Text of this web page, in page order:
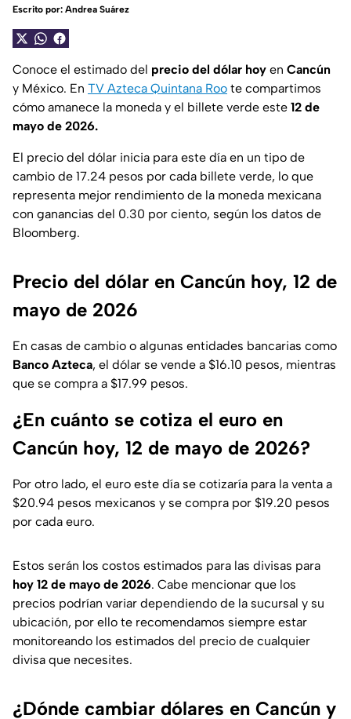
Escrito por: Andrea Suárez
Conoce el estimado del precio del dólar hoy en Cancún
y México. En TV Azteca Quintana Roo te compartimos
cómo amanece la moneda y el billete verde este 12 de
mayo de 2026.
El precio del dólar inicia para este día en un tipo de
cambio de 17.24 pesos por cada billete verde, lo que
representa mejor rendimiento de la moneda mexicana
con ganancias del 0.30 por ciento, según los datos de
Bloomberg.
Precio del dólar en Cancún hoy, 12 de
mayo de 2026
En casas de cambio o algunas entidades bancarias como
Banco Azteca, el dólar se vende a $16.10 pesos, mientras
que se compra a $17.99 pesos.
¿En cuánto se cotiza el euro en
Cancún hoy, 12 de mayo de 2026?
Por otro lado, el euro este día se cotizaría para la venta a
$20.94 pesos mexicanos y se compra por $19.20 pesos
por cada euro.
Estos serán los costos estimados para las divisas para
hoy 12 de mayo de 2026. Cabe mencionar que los
precios podrían variar dependiendo de la sucursal y su
ubicación, por ello te recomendamos siempre estar
monitoreando los estimados del precio de cualquier
divisa que necesites.
¿Dónde cambiar dólares en Cancún y